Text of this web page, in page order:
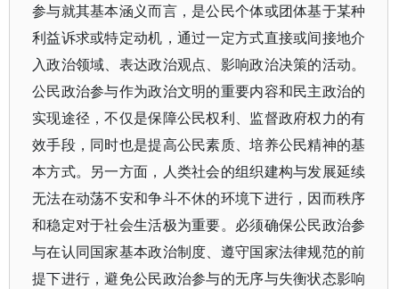
参与就其基本涵义而言，是公民个体或团体基于某种
利益诉求或特定动机，通过一定方式直接或间接地介
入政治领域、表达政治观点、影响政治决策的活动。
公民政治参与作为政治文明的重要内容和民主政治的
实现途径，不仅是保障公民权利、监督政府权力的有
效手段，同时也是提高公民素质、培养公民精神的基
本方式。另一方面，人类社会的组织建构与发展延续
无法在动荡不安和争斗不休的环境下进行，因而秩序
和稳定对于社会生活极为重要。必须确保公民政治参
与在认同国家基本政治制度、遵守国家法律规范的前
提下进行，避免公民政治参与的无序与失衡状态影响